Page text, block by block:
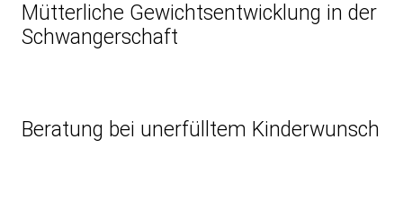
Mütterliche Gewichtsentwicklung in der
Schwangerschaft
Beratung bei unerfülltem Kinderwunsch